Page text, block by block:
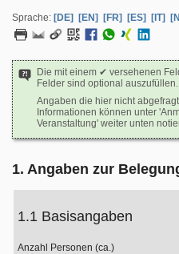
Sprache: [DE] [EN] [FR] [ES] [IT]
Die mit einem ✔ versehenen
Felder sind optional auszufüllen.
Angaben die hier nicht
Informationen können unter
Veranstaltung' weiter unten
1. Angaben zur
1.1 Basisangaben
Anzahl Personen (ca.)